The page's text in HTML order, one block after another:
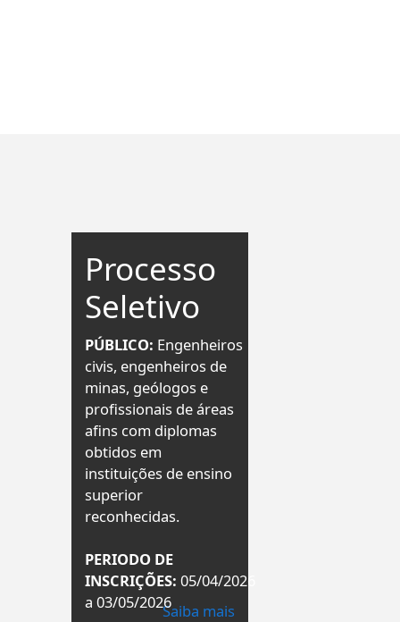
Processo
Seletivo
PÚBLICO: Engenheiros
civis, engenheiros de
minas, geólogos e
profissionais de áreas
afins com diplomas
obtidos em
instituições de ensino
superior
reconhecidas.
PERIODO DE
INSCRIÇÕES: 05/04/2026
a 03/05/2026Saiba mais